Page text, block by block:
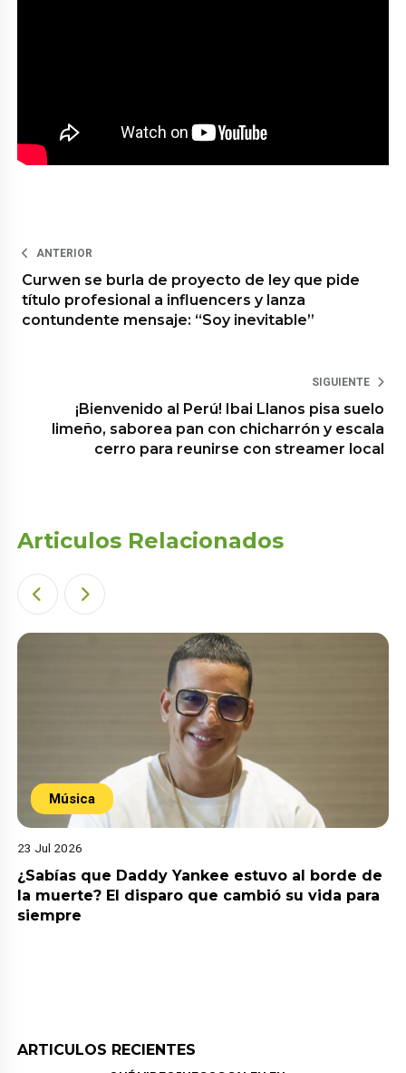
ANTERIOR
Curwen se burla de proyecto de ley que pide
título profesional a influencers y lanza
contundente mensaje: “Soy inevitable”
SIGUIENTE
¡Bienvenido al Perú! Ibai Llanos pisa suelo
limeño, saborea pan con chicharrón y escala
cerro para reunirse con streamer local
Articulos Relacionados
Música
23 Jul 2026
¿Sabías que Daddy Yankee estuvo al borde de
la muerte? El disparo que cambió su vida para
siempre
ARTICULOS RECIENTES